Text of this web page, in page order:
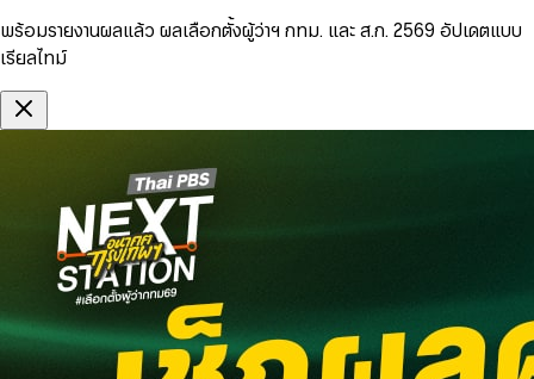
พร้อมรายงานผลแล้ว ผลเลือกตั้งผู้ว่าฯ กทม. และ ส.ก. 2569 อัปเดตแบบ
เรียลไทม์